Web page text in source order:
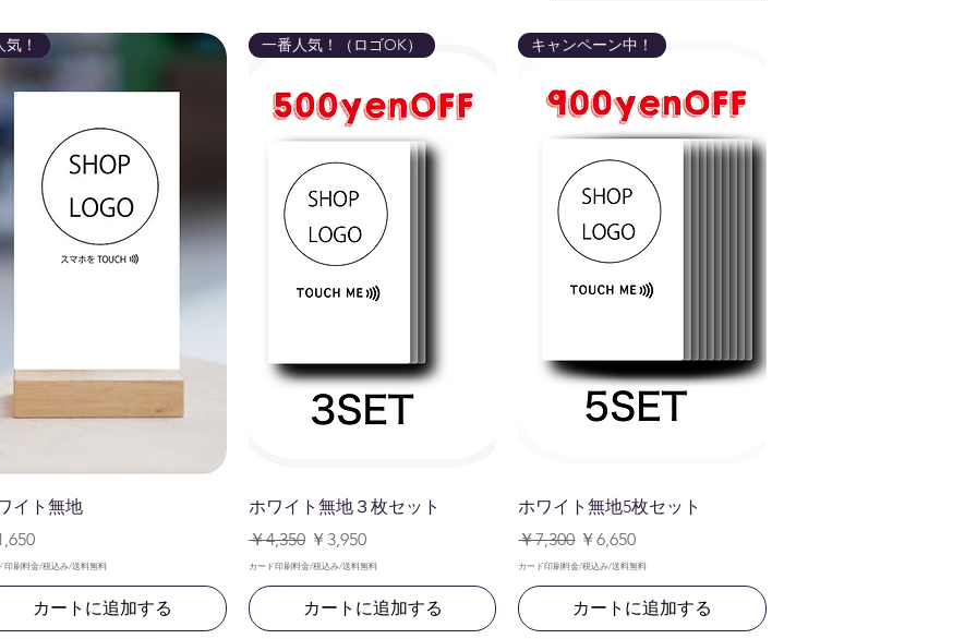
クイックビュー
気！
イト無地
印刷料金/税込み/送料無料
カートに追加する
クイックビュー
一番人気！（ロゴOK）
ホワイト無地３枚セット
通常価格
￥4,350 セール価格
￥3,950
カード印刷料金/税込み/送料無料
カートに追加する
クイックビュー
キャンペーン中！
ホワイト無地5枚セット
通常価格
￥7,300 セール価格
￥6,650
カード印刷料金/税込み/送料無料
カートに追加する